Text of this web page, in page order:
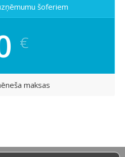
šoferiem
€
maksas